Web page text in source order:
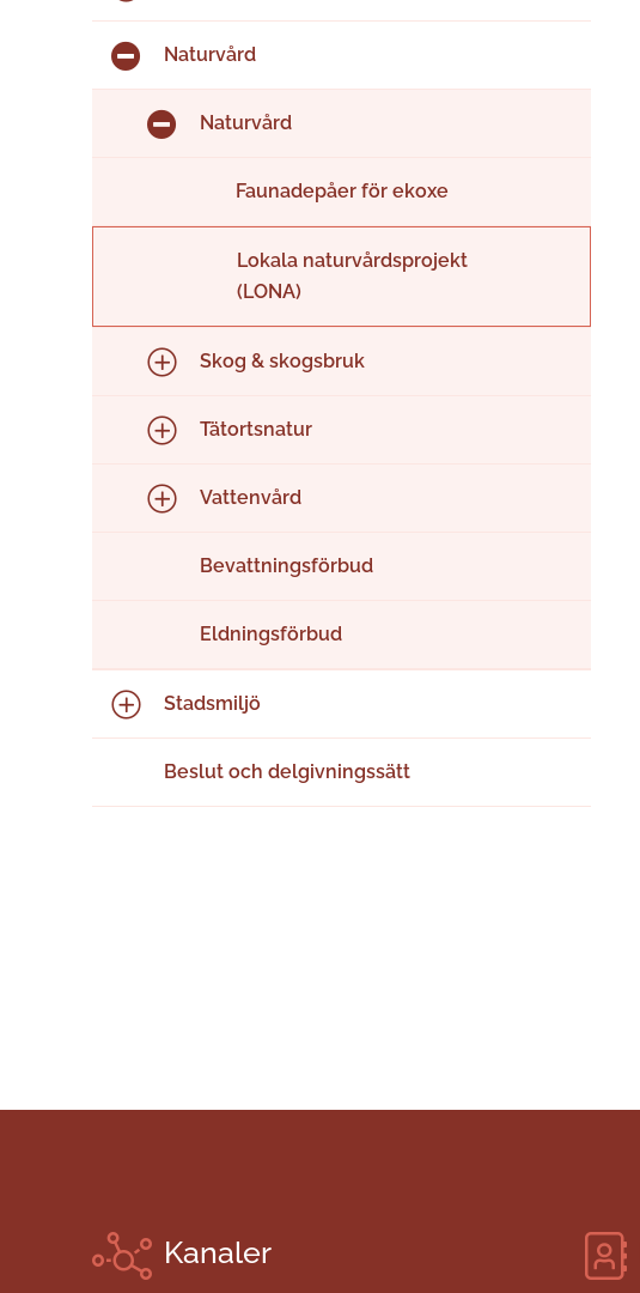
Naturvård
Naturvård
Faunadepåer för ekoxe
Lokala naturvårdsprojekt
(LONA)
Skog & skogsbruk
Tätortsnatur
Vattenvård
Bevattningsförbud
Eldningsförbud
Stadsmiljö
Beslut och delgivningssätt
Kanaler